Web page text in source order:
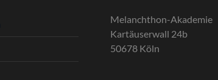
Melanchthon-Akademie
Kartäuserwall 24b
50678 Köln